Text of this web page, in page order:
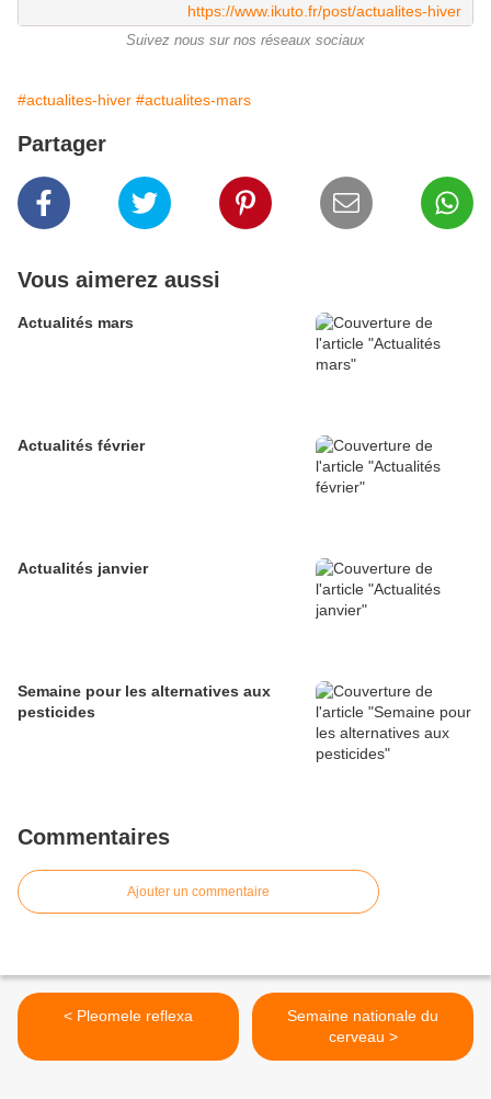
https://www.ikuto.fr/post/actualites-hiver
Suivez nous sur nos réseaux sociaux
#actualites-hiver #actualites-mars
Partager
Vous aimerez aussi
Actualités mars
Actualités février
Actualités janvier
Semaine pour les alternatives aux
pesticides
Commentaires
Ajouter un commentaire
< Pleomele reflexa
Semaine nationale du
cerveau >